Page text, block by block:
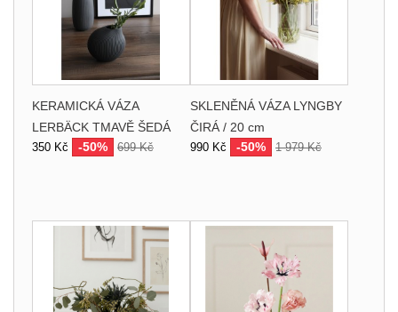
KERAMICKÁ VÁZA
LERBÄCK TMAVĚ ŠEDÁ
350 Kč -50% 699 Kč
SKLENĚNÁ VÁZA LYNGBY
ČIRÁ / 20 cm
990 Kč -50% 1 979 Kč